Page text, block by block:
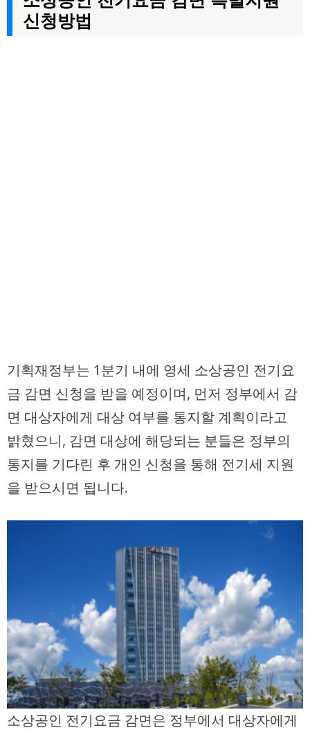
신청방법
기획재정부는 1분기 내에 영세 소상공인 전기요
금 감면 신청을 받을 예정이며, 먼저 정부에서 감
면 대상자에게 대상 여부를 통지할 계획이라고
밝혔으니, 감면 대상에 해당되는 분들은 정부의
통지를 기다린 후 개인 신청을 통해 전기세 지원
을 받으시면 됩니다.
소상공인 전기요금 감면은 정부에서 대상자에게